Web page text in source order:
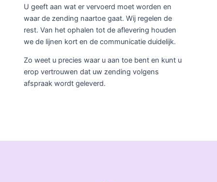
U geeft aan wat er vervoerd moet worden en
waar de zending naartoe gaat. Wij regelen de
rest. Van het ophalen tot de aflevering houden
we de lijnen kort en de communicatie duidelijk.
Zo weet u precies waar u aan toe bent en kunt u
erop vertrouwen dat uw zending volgens
afspraak wordt geleverd.